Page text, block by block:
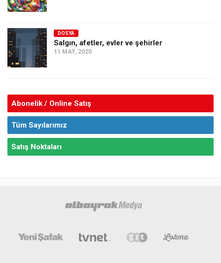
DOSYA
Salgın, afetler, evler ve şehirler
11 MAY, 2020
Abonelik / Online Satış
Tüm Sayılarımız
Satış Noktaları